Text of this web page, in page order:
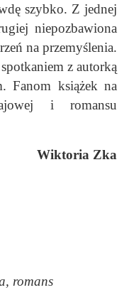
szybko. Z jednej
niepozbawiona
na przemyślenia.
z autorką
Fanom książek na
i romansu
Wiktoria Zka
romans